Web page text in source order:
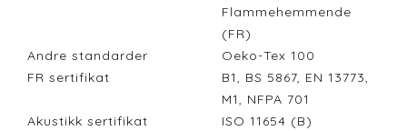
Flammehemmende
(FR)
Andre standarder
Oeko-Tex 100
FR sertifikat
B1, BS 5867, EN 13773,
M1, NFPA 701
Akustikk sertifikat
ISO 11654 (B)